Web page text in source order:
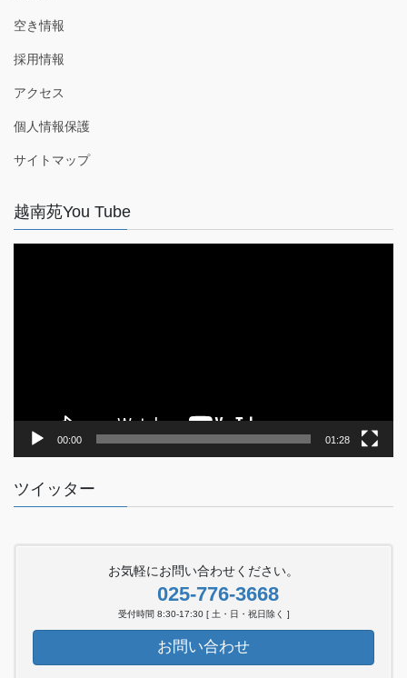
空き情報
採用情報
アクセス
個人情報保護
サイトマップ
越南苑You Tube
00:00 01:28
ツイッター
お気軽にお問い合わせください。
025-776-3668
受付時間 8:30-17:30 [ 土・日・祝日除く ]
お問い合わせ